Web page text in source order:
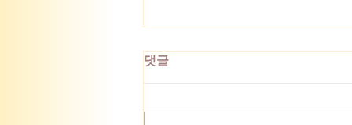
댓글